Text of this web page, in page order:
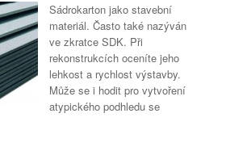
Sádrokarton jako stavební
materiál. Často také nazýván
ve zkratce SDK. Při
rekonstrukcích oceníte jeho
lehkost a rychlost výstavby.
Může se i hodit pro vytvoření
atypického podhledu se